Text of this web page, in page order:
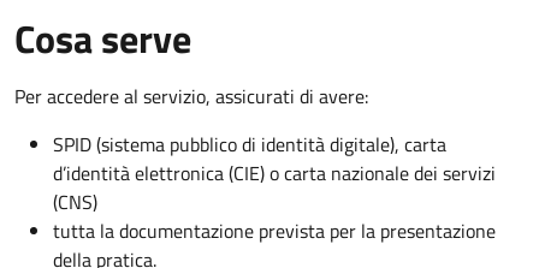
Cosa serve
Per accedere al servizio, assicurati di avere:
SPID (sistema pubblico di identità digitale), carta
d’identità elettronica (CIE) o carta nazionale dei servizi
(CNS)
tutta la documentazione prevista per la presentazione
della pratica.